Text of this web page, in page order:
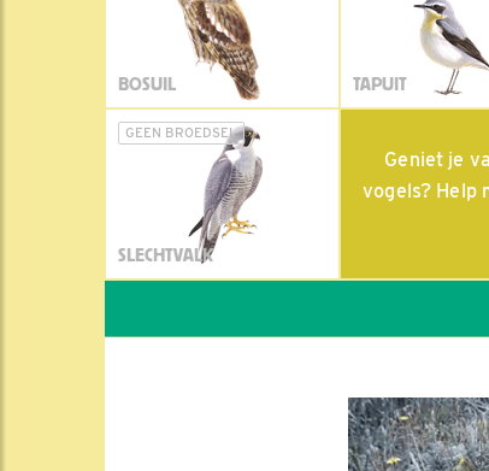
BOSUIL TAPUIT
GEEN BROEDSEL
SLECHTVALK
Geniet je
vogels? Help